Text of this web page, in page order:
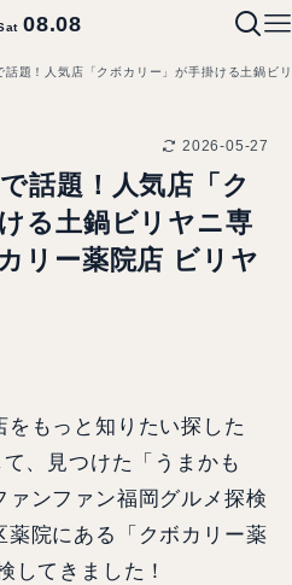
08.08
話題！人気店「クボカリー」が手掛ける土鍋ビ
2026-05-27
話題！人気店「ク
る土鍋ビリヤニ専
リー薬院店 ビリヤ
もっと知りたい探した
、見つけた「うまかも
ンファン福岡グルメ探検
薬院にある「クボカリー薬
してきました！